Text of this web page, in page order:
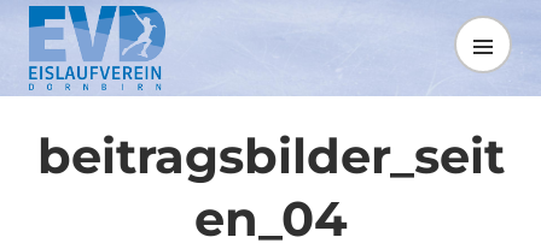
Springe
zum
Inhalt
MENÜ
beitragsbilder_seit
en_04